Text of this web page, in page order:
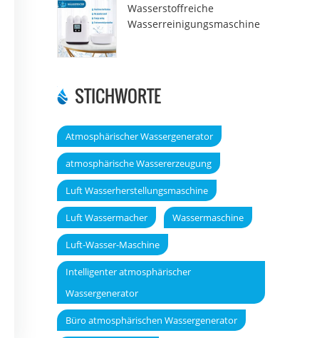
Wasserstoffreiche
Wasserreinigungsmaschine
STICHWORTE
Atmosphärischer Wassergenerator
atmosphärische Wassererzeugung
Luft Wasserherstellungsmaschine
Luft Wassermacher Wassermaschine
Luft-Wasser-Maschine
Intelligenter atmosphärischer
Wassergenerator
Büro atmosphärischen Wassergenerator